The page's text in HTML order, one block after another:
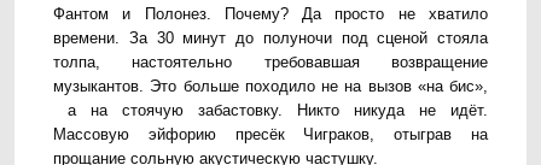
Фантом и Полонез. Почему? Да просто не хватило
времени. За 30 минут до полуночи под сценой стояла
толпа, настоятельно требовавшая возвращение
музыкантов. Это больше походило не на вызов «на бис»,
а на стоячую забастовку. Никто никуда не идёт.
Массовую эйфорию пресёк Чиграков, отыграв на
прощание сольную акустическую частушку.